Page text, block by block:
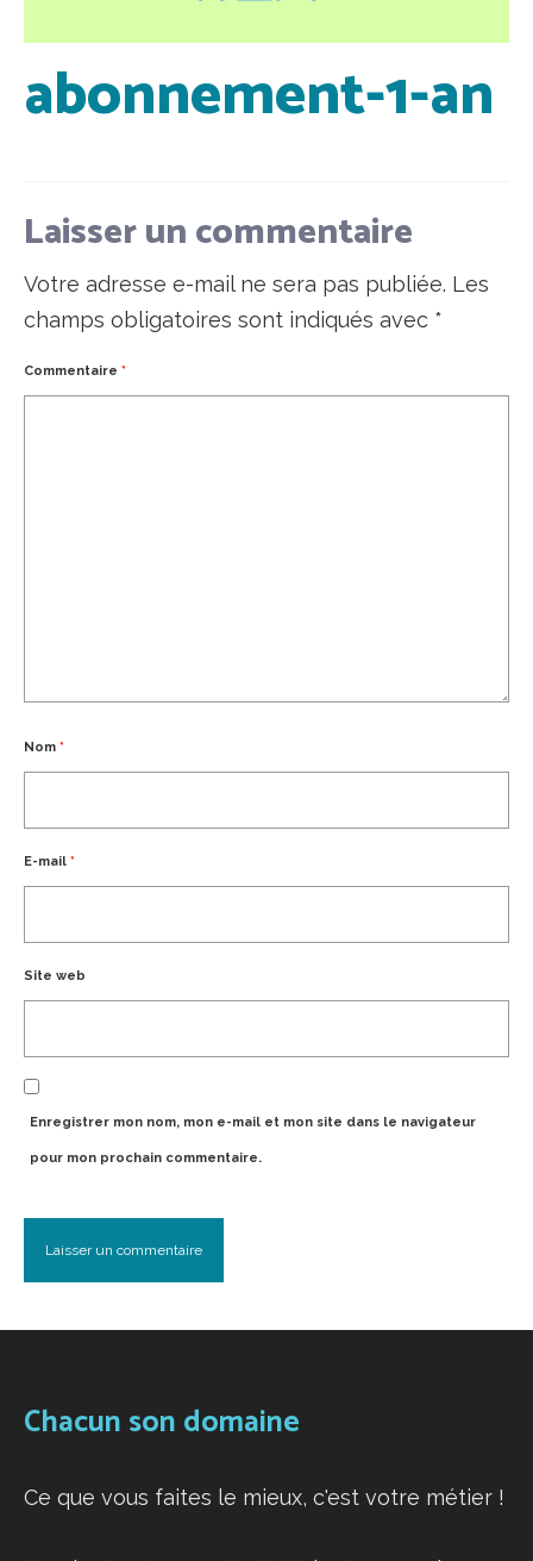
abonnement-1-an
Laisser un commentaire
Votre adresse e-mail ne sera pas publiée. Les
champs obligatoires sont indiqués avec *
Commentaire *
Nom *
E-mail *
Site web
Enregistrer mon nom, mon e-mail et mon site dans le navigateur
pour mon prochain commentaire.
Chacun son domaine
Ce que vous faites le mieux, c'est votre métier !